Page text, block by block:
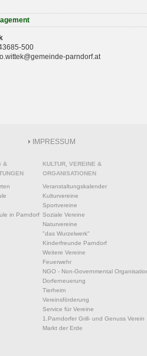
500
parndorf.at
IMPRESSUM
&
in Parndorf
KULTUR, VEREINE &
ORGANISATIONEN
Veranstaltungskalender
Kulturvereine
Sportvereine
Soziale Vereine
Naturvereine
"das Wurzelwerk"
Kinderfreunde Parndorf
Weitere Vereine
Feuerwehr
NGO - Non-Governmental
Dorferneuerung
Tierheim
Vereinsförderung
Service für Vereine
1.Parndorfer Grill- und Genuss Verein
Markt der Erde